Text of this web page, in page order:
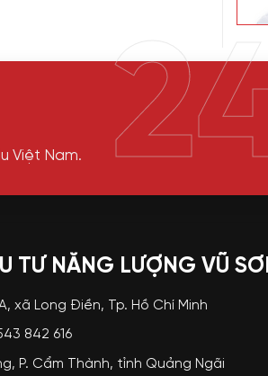
Việt Nam.
TƯ NĂNG LƯỢNG VŨ
xã Long Điền, Tp. Hồ Chí Minh
842 616
P. Cẩm Thành, tỉnh Quảng Ngãi